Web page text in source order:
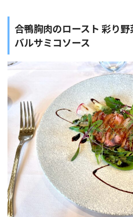
合鴨胸肉のロースト 彩り
バルサミコソース